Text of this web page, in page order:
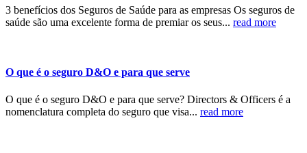
3 benefícios dos Seguros de Saúde para as empresas Os seguros de
saúde são uma excelente forma de premiar os seus... read more
O que é o seguro D&O e para que serve
O que é o seguro D&O e para que serve? Directors & Officers é a
nomenclatura completa do seguro que visa... read more